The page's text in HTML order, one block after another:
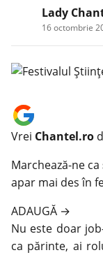
Lady
16 octombrie
Vrei Chantel.ro
Marchează-ne ca
apar mai des în
ADAUGĂ →
Nu este doar
ca părinte, ai